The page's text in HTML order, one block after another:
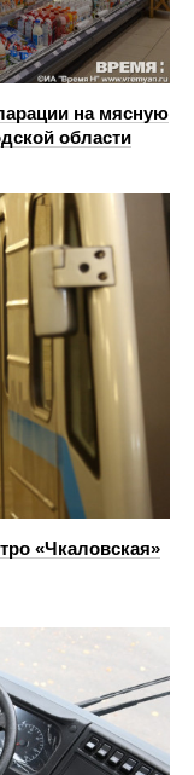
на мясную
области
«Чкаловская»